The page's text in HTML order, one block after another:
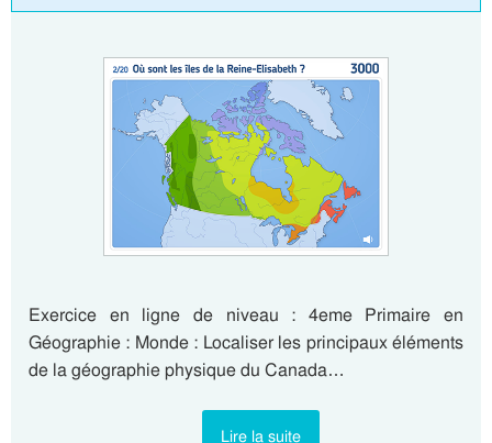
Exercice en ligne de niveau : 4eme Primaire en
Géographie : Monde : Localiser les principaux éléments
de la géographie physique du Canada…
Lire la suite